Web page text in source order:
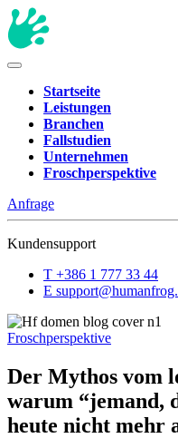
Startseite
Leistungen
Branchen
Fallstudien
Unternehmen
Froschperspektive
Anfrage
Kundensupport
T +386 1 777 33 44
E
Froschperspektive
Der Mythos vom
warum “jemand,
heute nicht mehr